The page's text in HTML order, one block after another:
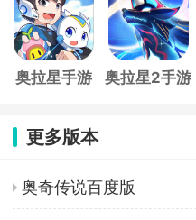
奥拉星手游 奥拉星2手游
更多版本
奥奇传说百度版